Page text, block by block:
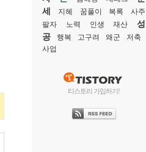
세
지혜 꿈풀이 복록
사주
팔자
노력 인생 재산
성
공
행복 고구려 왜군
저축
사업
티스토리 가입하기!